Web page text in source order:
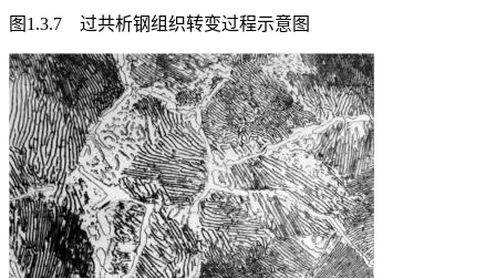
图1.3.7 过共析钢组织转变过程示意图